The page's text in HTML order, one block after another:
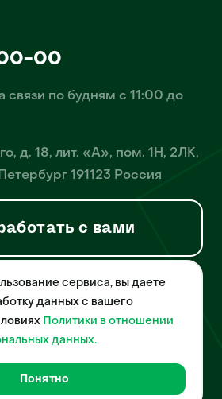
00-00
связи по будням с 11:00 до
д. 18, лит. «А», пом. 1Н, 2ЛК,
191123 Россия
с вами
домашних животных «Пет-Ес»
в области информационных
по разработке и эксплуатации
обеспечения, деятельность
коммуникационной сети Интернет и
о регистрации
2021 года.
сервиса, вы даете
данных с вашего
Политики в отношении
данных.
Понятно